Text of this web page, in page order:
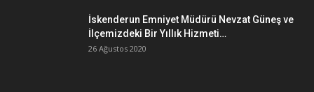
İskenderun Emniyet Müdürü Nevzat Güneş ve
İlçemizdeki Bir Yıllık Hizmeti…
26 Ağustos 2020